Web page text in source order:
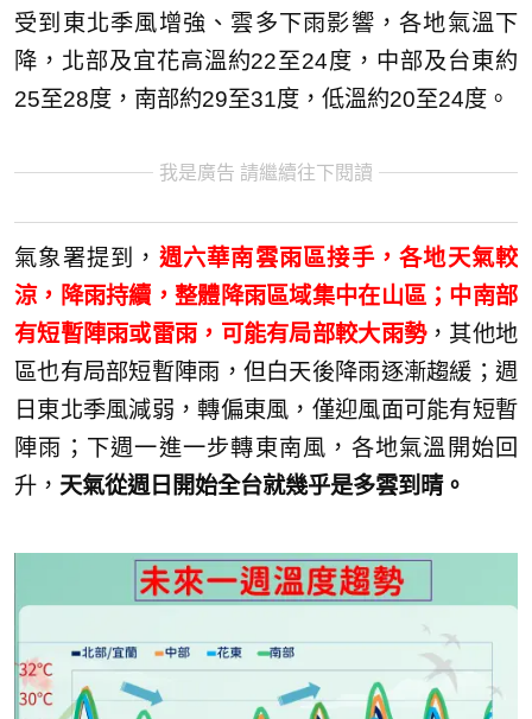
受到東北季風增強、雲多下雨影響，各地氣溫下
降，北部及宜花高溫約22至24度，中部及台東約
25至28度，南部約29至31度，低溫約20至24度。
我是廣告 請繼續往下閱讀
氣象署提到， 週六華南雲雨區接手，各地天氣較
涼，降雨持續，整體降雨區域集中在山區；中南部
有短暫陣雨或雷雨，可能有局部較大雨勢，其他地
區也有局部短暫陣雨，但白天後降雨逐漸趨緩；週
日東北季風減弱，轉偏東風，僅迎風面可能有短暫
陣雨；下週一進一步轉東南風，各地氣溫開始回
升， 天氣從週日開始全台就幾乎是多雲到晴。